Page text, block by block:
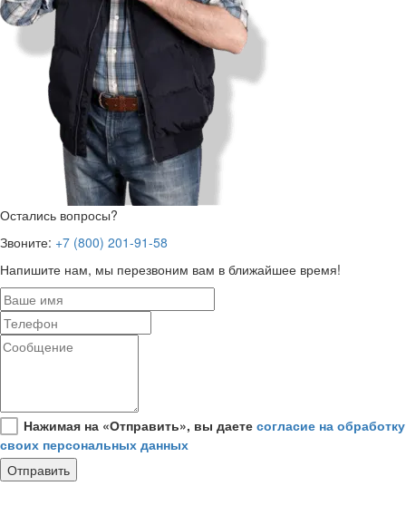
Остались вопросы?
Звоните: +7 (800) 201-91-58
Напишите нам, мы перезвоним вам в ближайшее время!
Нажимая на «Отправить», вы даете согласие на обработку
своих персональных данных